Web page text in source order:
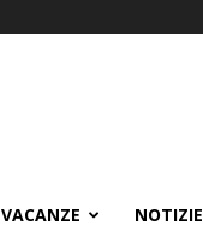
VACANZE NOTIZIE